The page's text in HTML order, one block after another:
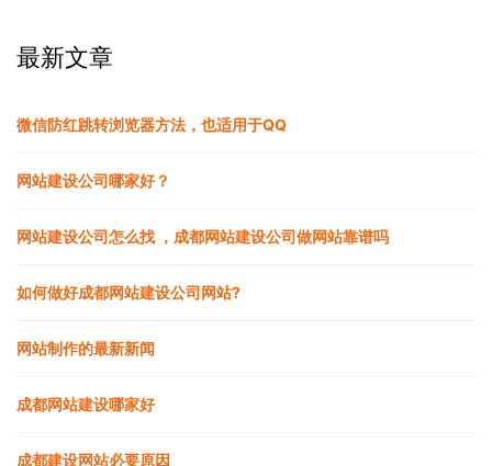
最新文章
微信防红跳转浏览器方法，也适用于QQ
网站建设公司哪家好？
网站建设公司怎么找 ，成都网站建设公司做网站靠谱吗
如何做好成都网站建设公司网站?
网站制作的最新新闻
成都网站建设哪家好
成都建设网站必要原因